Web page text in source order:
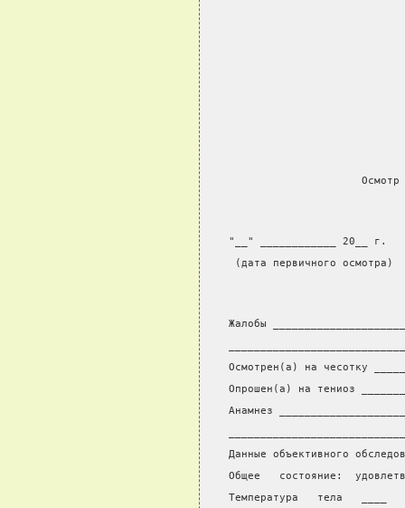
Осмотр
"__" ____________ 20__ г.
(дата первичного осмотра)
Жалобы
Осмотрен(а) на чесотку
Опрошен(а) на тениоз
Анамнез
Данные объективного
Общее   состояние:
Температура   тела